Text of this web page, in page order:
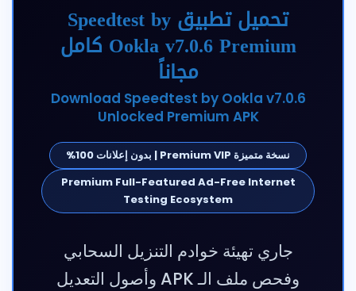
تحميل تطبيق Speedtest by
Ookla v7.0.6 Premium كامل
مجاناً
Download Speedtest by Ookla v7.0.6
Unlocked Premium APK
نسخة متميزة Premium VIP | بدون إعلانات 100%
Premium Full-Featured Ad-Free Internet
Testing Ecosystem
جاري تهيئة خوادم التنزيل السحابي
وفحص ملف الـ APK وأصول التعديل